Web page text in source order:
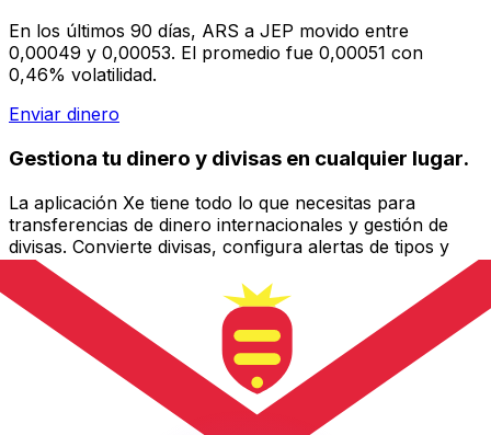
En los últimos 90 días, ARS a JEP movido entre
0,00049 y 0,00053. El promedio fue 0,00051 con
0,46% volatilidad.
Enviar dinero
Gestiona tu dinero y divisas en cualquier lugar.
La aplicación Xe tiene todo lo que necesitas para
transferencias de dinero internacionales y gestión de
divisas. Convierte divisas, configura alertas de tipos y
transfiere dinero al extranjero sin comisiones ocultas.
¡Descarga hoy!